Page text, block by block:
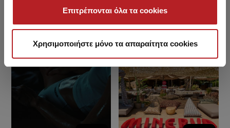
Επιτρέπονται όλα τα cookies
Χρησιμοποιήστε μόνο τα απαραίτητα cookies
Minerva Blog